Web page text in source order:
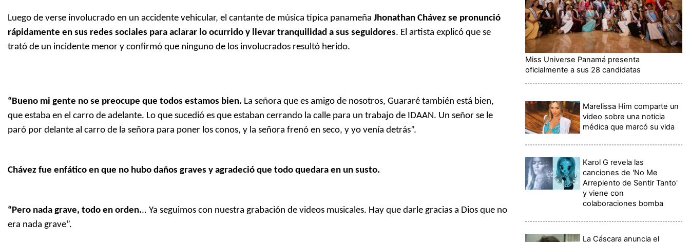
Luego de verse involucrado en un accidente vehicular, el cantante de música típica panameña Jhonathan Chávez se pronunció
rápidamente en sus redes sociales para aclarar lo ocurrido y llevar tranquilidad a sus seguidores. El artista explicó que se
trató de un incidente menor y confirmó que ninguno de los involucrados resultó herido.
“Bueno mi gente no se preocupe que todos estamos bien. La señora que es amigo de nosotros, Guararé también está bien,
que estaba en el carro de adelante. Lo que sucedió es que estaban cerrando la calle para un trabajo de IDAAN. Un señor se le
paró por delante al carro de la señora para poner los conos, y la señora frenó en seco, y yo venía detrás”.
Chávez fue enfático en que no hubo daños graves y agradeció que todo quedara en un susto.
“Pero nada grave, todo en orden... Ya seguimos con nuestra grabación de videos musicales. Hay que darle gracias a Dios que no
era nada grave”.
Miss Universe Panamá presenta
oficialmente a sus 28 candidatas
Marelissa Him comparte un
video sobre una noticia
médica que marcó su vida
Karol G revela las
canciones de 'No Me
Arrepiento de Sentir Tanto'
y viene con
colaboraciones bomba
La Cáscara anuncia el